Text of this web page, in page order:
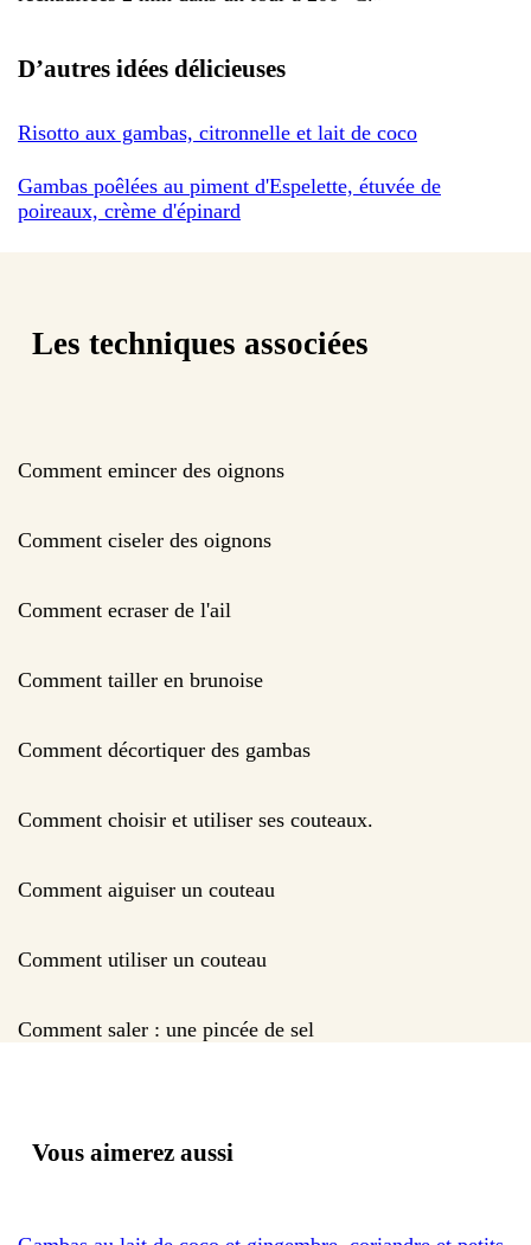
D’autres idées délicieuses
Risotto aux gambas, citronnelle et lait de coco
Gambas poêlées au piment d'Espelette, étuvée de
poireaux, crème d'épinard
Les techniques associées
Comment emincer des oignons
Comment ciseler des oignons
Comment ecraser de l'ail
Comment tailler en brunoise
Comment décortiquer des gambas
Comment choisir et utiliser ses couteaux.
Comment aiguiser un couteau
Comment utiliser un couteau
Comment saler : une pincée de sel
Vous aimerez aussi